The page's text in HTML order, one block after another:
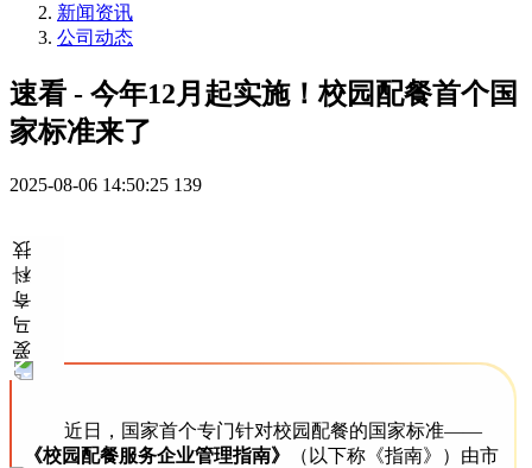
新闻资讯
公司动态
速看 - 今年12月起实施！校园配餐首个国
家标准来了
2025-08-06 14:50:25 139
近日，国家首个专门针对校园配餐的国家标准——
《校园配餐服务企业管理指南》
（以下称《指南》）由市